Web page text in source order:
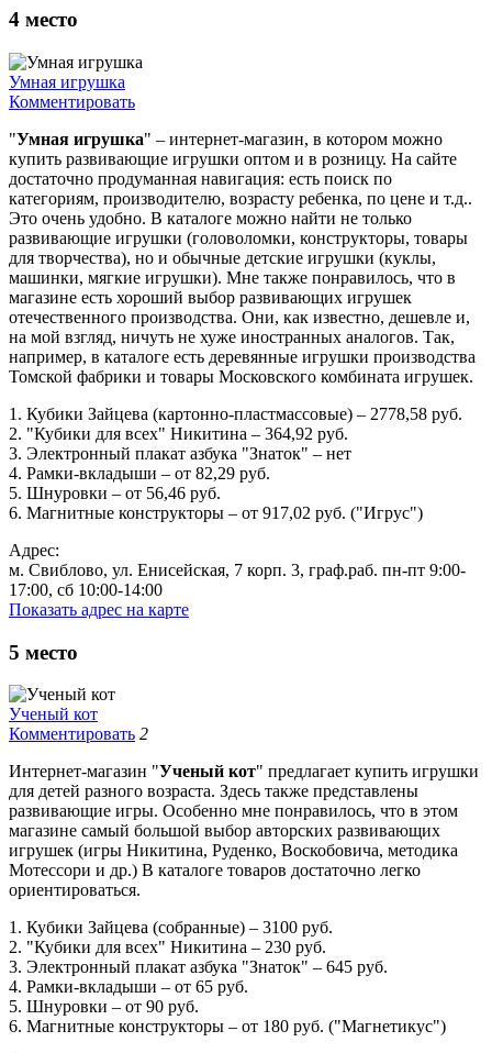
4 место
Умная игрушка
Комментировать
"Умная игрушка" – интернет-магазин, в котором можно
купить развивающие игрушки оптом и в розницу. На сайте
достаточно продуманная навигация: есть поиск по
категориям, производителю, возрасту ребенка, по цене и т.д..
Это очень удобно. В каталоге можно найти не только
развивающие игрушки (головоломки, конструкторы, товары
для творчества), но и обычные детские игрушки (куклы,
машинки, мягкие игрушки). Мне также понравилось, что в
магазине есть хороший выбор развивающих игрушек
отечественного производства. Они, как известно, дешевле и,
на мой взгляд, ничуть не хуже иностранных аналогов. Так,
например, в каталоге есть деревянные игрушки производства
Томской фабрики и товары Московского комбината игрушек.
1. Кубики Зайцева (картонно-пластмассовые) – 2778,58 руб.
2. "Кубики для всех" Никитина – 364,92 руб.
3. Электронный плакат азбука "Знаток" – нет
4. Рамки-вкладыши – от 82,29 руб.
5. Шнуровки – от 56,46 руб.
6. Магнитные конструкторы – от 917,02 руб. ("Игрус")
Адрес:
м. Свиблово, ул. Енисейская, 7 корп. 3, граф.раб. пн-пт 9:00-
17:00, сб 10:00-14:00
Показать адрес на карте
5 место
Ученый кот
Комментировать 2
Интернет-магазин "Ученый кот" предлагает купить игрушки
для детей разного возраста. Здесь также представлены
развивающие игры. Особенно мне понравилось, что в этом
магазине самый большой выбор авторских развивающих
игрушек (игры Никитина, Руденко, Воскобовича, методика
Мотессори и др.) В каталоге товаров достаточно легко
ориентироваться.
1. Кубики Зайцева (собранные) – 3100 руб.
2. "Кубики для всех" Никитина – 230 руб.
3. Электронный плакат азбука "Знаток" – 645 руб.
4. Рамки-вкладыши – от 65 руб.
5. Шнуровки – от 90 руб.
6. Магнитные конструкторы – от 180 руб. ("Магнетикус")